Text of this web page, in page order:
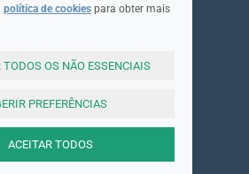
Lda.
política de cookies para obter mais
TODOS OS NÃO ESSENCIAIS
PREFERÊNCIAS
ACEITAR TODOS